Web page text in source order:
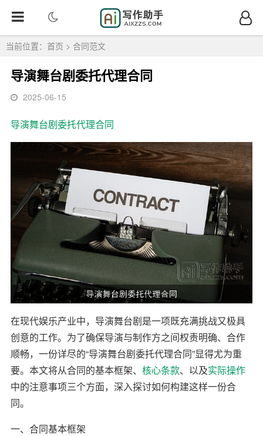
当前位置： 首页 > 合同范文
导演舞台剧委托代理合同
2025-06-15
导演舞台剧委托代理合同
在现代娱乐产业中，导演舞台剧是一项既充满挑战又极具
创意的工作。为了确保导演与制作方之间权责明确、合作
顺畅，一份详尽的“导演舞台剧委托代理合同”显得尤为重
要。本文将从合同的基本框架、 核心条款、以及实际操作
中的注意事项三个方面，深入探讨如何构建这样一份合
同。
一、合同基本框架